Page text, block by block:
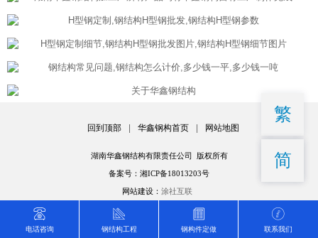
回到顶部 | 华鑫钢构首页 | 网站地图
湖南华鑫钢结构有限责任公司 版权所有
备案号：湘ICP备18013203号
网站建设： 涂社互联
电话咨询 钢结构工程 钢构件定做 联系我们
繁
简